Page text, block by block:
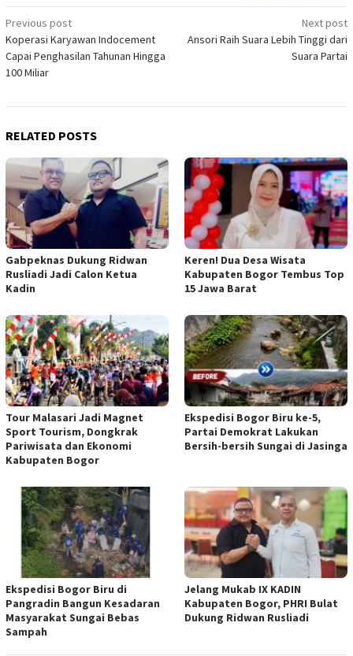
Post
navigation
Previous post
Koperasi Karyawan Indocement
Capai Penghasilan Tahunan Hingga
100 Miliar
Next post
Ansori Raih Suara Lebih Tinggi dari
Suara Partai
RELATED POSTS
Gabpeknas Dukung Ridwan
Rusliadi Jadi Calon Ketua
Kadin
Keren! Dua Desa Wisata
Kabupaten Bogor Tembus Top
15 Jawa Barat
Tour Malasari Jadi Magnet
Sport Tourism, Dongkrak
Pariwisata dan Ekonomi
Kabupaten Bogor
Ekspedisi Bogor Biru ke-5,
Partai Demokrat Lakukan
Bersih-bersih Sungai di Jasinga
Ekspedisi Bogor Biru di
Pangradin Bangun Kesadaran
Masyarakat Sungai Bebas
Sampah
Jelang Mukab IX KADIN
Kabupaten Bogor, PHRI Bulat
Dukung Ridwan Rusliadi